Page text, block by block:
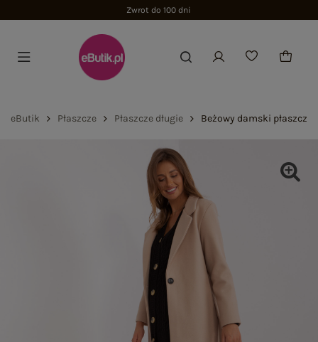
Zwrot do 100 dni
eButik Płaszcze Płaszcze długie Beżowy damski płaszcz z